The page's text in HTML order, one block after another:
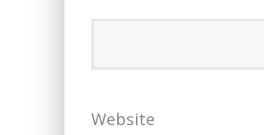
Website